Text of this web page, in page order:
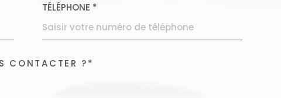
TÉLÉPHONE *
CONTACTER ?*